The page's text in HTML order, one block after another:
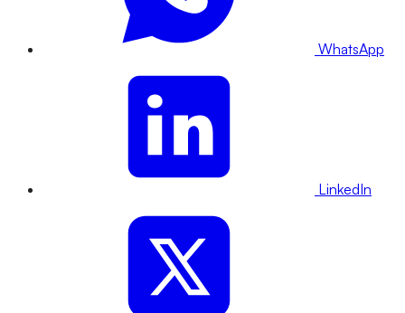
WhatsApp
LinkedIn